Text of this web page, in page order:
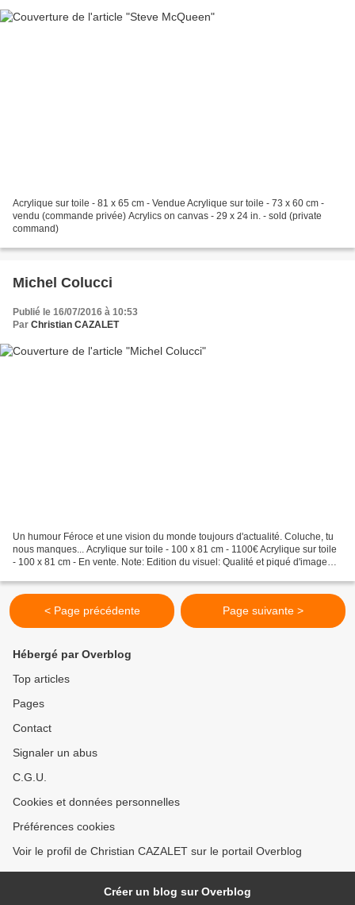
Acrylique sur toile - 81 x 65 cm - Vendue Acrylique sur toile - 73 x 60 cm -
vendu (commande privée) Acrylics on canvas - 29 x 24 in. - sold (private
command)
Michel Colucci
Publié le 16/07/2016 à 10:53
Par Christian CAZALET
Un humour Féroce et une vision du monde toujours d'actualité. Coluche, tu
nous manques... Acrylique sur toile - 100 x 81 cm - 1100€ Acrylique sur toile
- 100 x 81 cm - En vente. Note: Edition du visuel: Qualité et piqué d'image
< Page précédente Page suivante >
Hébergé par Overblog
Top articles
Pages
Contact
Signaler un abus
C.G.U.
Cookies et données personnelles
Préférences cookies
Voir le profil de Christian CAZALET sur le portail Overblog
Créer un blog sur Overblog